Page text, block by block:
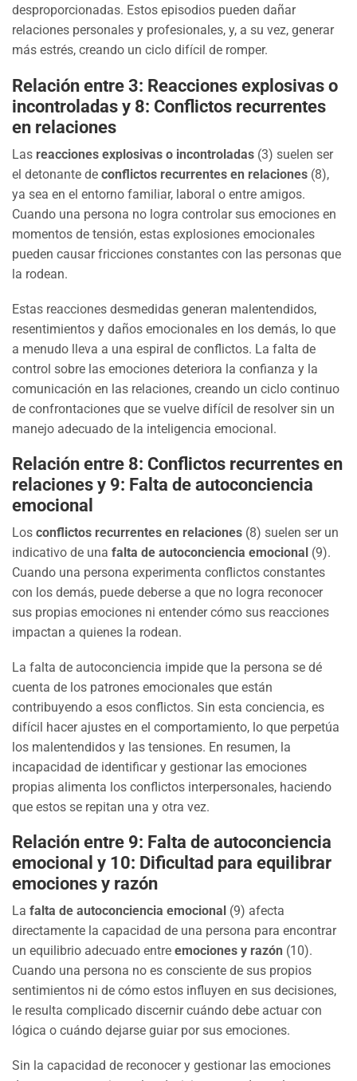
desproporcionadas. Estos episodios pueden dañar
relaciones personales y profesionales, y, a su vez, generar
más estrés, creando un ciclo difícil de romper.
Relación entre 3: Reacciones explosivas o
incontroladas y 8: Conflictos recurrentes
en relaciones
Las reacciones explosivas o incontroladas (3) suelen ser
el detonante de conflictos recurrentes en relaciones (8),
ya sea en el entorno familiar, laboral o entre amigos.
Cuando una persona no logra controlar sus emociones en
momentos de tensión, estas explosiones emocionales
pueden causar fricciones constantes con las personas que
la rodean.
Estas reacciones desmedidas generan malentendidos,
resentimientos y daños emocionales en los demás, lo que
a menudo lleva a una espiral de conflictos. La falta de
control sobre las emociones deteriora la confianza y la
comunicación en las relaciones, creando un ciclo continuo
de confrontaciones que se vuelve difícil de resolver sin un
manejo adecuado de la inteligencia emocional.
Relación entre 8: Conflictos recurrentes en
relaciones y 9: Falta de autoconciencia
emocional
Los conflictos recurrentes en relaciones (8) suelen ser un
indicativo de una falta de autoconciencia emocional (9).
Cuando una persona experimenta conflictos constantes
con los demás, puede deberse a que no logra reconocer
sus propias emociones ni entender cómo sus reacciones
impactan a quienes la rodean.
La falta de autoconciencia impide que la persona se dé
cuenta de los patrones emocionales que están
contribuyendo a esos conflictos. Sin esta conciencia, es
difícil hacer ajustes en el comportamiento, lo que perpetúa
los malentendidos y las tensiones. En resumen, la
incapacidad de identificar y gestionar las emociones
propias alimenta los conflictos interpersonales, haciendo
que estos se repitan una y otra vez.
Relación entre 9: Falta de autoconciencia
emocional y 10: Dificultad para equilibrar
emociones y razón
La falta de autoconciencia emocional (9) afecta
directamente la capacidad de una persona para encontrar
un equilibrio adecuado entre emociones y razón (10).
Cuando una persona no es consciente de sus propios
sentimientos ni de cómo estos influyen en sus decisiones,
le resulta complicado discernir cuándo debe actuar con
lógica o cuándo dejarse guiar por sus emociones.
Sin la capacidad de reconocer y gestionar las emociones